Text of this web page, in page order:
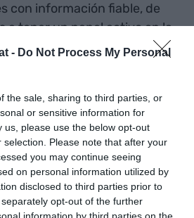
- Do Not Process My Personal
the sale, sharing to third parties, or
or sensitive information for
us, please use the below opt-out
Please note that after your
you may continue seeing
on personal information utilized by
disclosed to third parties prior to
opt-out of the further
con información fiable, de
a tener un papel activo en la
en el empoderament
un nuevo marco de atención
clínico que estamos
en Cataluña, Holanda e
CONNECARE, que
crónicos complejas